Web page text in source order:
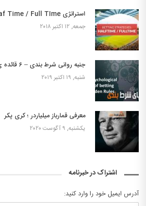
استراتژی Hlaf Time / Full TIme
جمعه, ۱۲ اکتبر ۲۰۱۸
جنبه روانی شرط بندی – ۶ قائده ی طلائی
شنبه, ۱۹ اکتبر ۲۰۱۹
معرفی قمارباز میلیاردر ؛ کری پکر
یکشنبه, ۹ آگوست ۲۰۲۰
اشتراک در خبرنامه
آدرس ایمیل خود را وارد کنید: